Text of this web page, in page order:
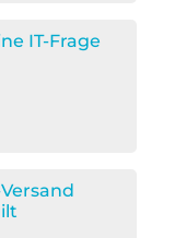
IT-Frage